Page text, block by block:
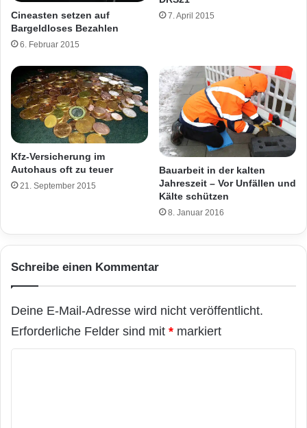
Cineasten setzen auf
Bargeldloses Bezahlen
6. Februar 2015
7. April 2015
Kfz-Versicherung im
Autohaus oft zu teuer
21. September 2015
Bauarbeit in der kalten
Jahreszeit – Vor Unfällen und
Kälte schützen
8. Januar 2016
Schreibe einen Kommentar
Deine E-Mail-Adresse wird nicht veröffentlicht.
Erforderliche Felder sind mit * markiert